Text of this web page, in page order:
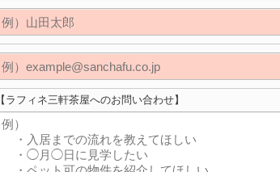
【ラフィネ三軒茶屋へのお問い合わせ】